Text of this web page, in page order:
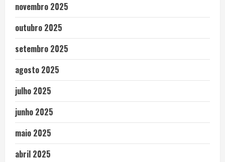
novembro 2025
outubro 2025
setembro 2025
agosto 2025
julho 2025
junho 2025
maio 2025
abril 2025